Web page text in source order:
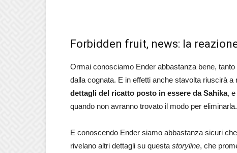
Forbidden fruit, news: la
Ormai conosciamo Ender abbastanza bene,
dalla cognata. E in effetti anche stavolta riuscirà
dettagli del ricatto posto in essere da Sahika, e
quando non avranno trovato il modo per eliminarla.
E conoscendo Ender siamo abbastanza sicuri
rivelano altri dettagli su questa storyline, che